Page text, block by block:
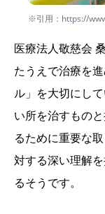
※引用：https://
医療法人敬慈会
たうえで治療を
ル」を大切にし
い所を治すもの
るために重要な
対する深い理解
るそうです。